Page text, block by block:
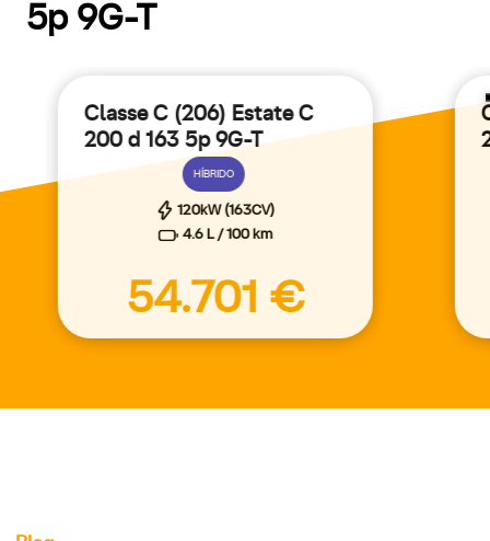
5p 9G-T
Classe C (206) Estate C
200 d 163 5p 9G-T
HÍBRIDO
120kW (163CV)
4.6 L / 100 km
54.701 €